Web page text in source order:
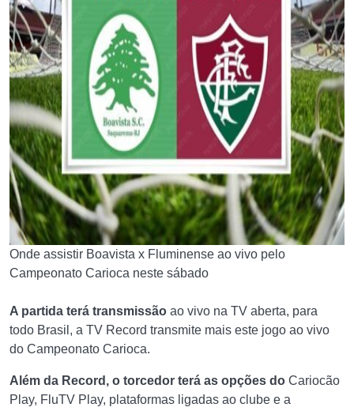
Onde assistir Boavista x Fluminense ao vivo pelo
Campeonato Carioca neste sábado
A partida terá transmissão ao vivo na TV aberta, para
todo Brasil, a TV Record transmite mais este jogo ao vivo
do Campeonato Carioca.
Além da Record, o torcedor terá as opções do Cariocão
Play, FluTV Play, plataformas ligadas ao clube e a